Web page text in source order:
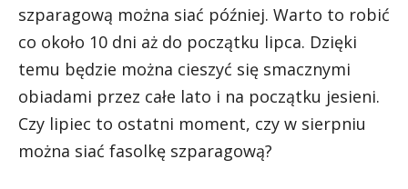
szparagową można siać później. Warto to robić
co około 10 dni aż do początku lipca. Dzięki
temu będzie można cieszyć się smacznymi
obiadami przez całe lato i na początku jesieni.
Czy lipiec to ostatni moment, czy w sierpniu
można siać fasolkę szparagową?